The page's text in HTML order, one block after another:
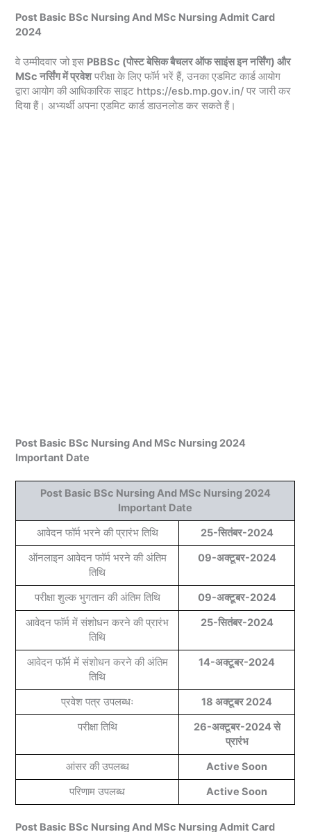
Post Basic BSc Nursing And MSc Nursing Admit Card
2024
वे उम्मीदवार जो इस PBBSc (पोस्ट बेसिक बैचलर ऑफ साइंस इन नर्सिंग) और
MSc नर्सिंग में प्रवेशपरीक्षा के लिए फॉर्म भरें हैं, उनका एडमिट कार्ड आयोग
द्वारा आयोग की आधिकारिक साइट https://esb.mp.gov.in/ पर जारी कर
दिया हैं। अभ्यर्थी अपना एडमिट कार्ड डाउनलोड कर सकते हैं।
Post Basic BSc Nursing And MSc Nursing 2024
Important Date
Post Basic BSc Nursing And MSc Nursing 2024
Important Date
आवेदन फॉर्म भरने की प्रारंभ तिथि
25-सितंबर-2024
ऑनलाइन आवेदन फॉर्म भरने की अंतिम
तिथि
09-अक्टूबर-2024
परीक्षा शुल्क भुगतान की अंतिम तिथि
09-अक्टूबर-2024
आवेदन फॉर्म में संशोधन करने की प्रारंभ
तिथि
25-सितंबर-2024
आवेदन फॉर्म में संशोधन करने की अंतिम
तिथि
14-अक्टूबर-2024
प्रवेश पत्र उपलब्धः
18 अक्टूबर 2024
परीक्षा तिथि
26-अक्टूबर-2024 से
प्रारंभ
आंसर की उपलब्ध
Active Soon
परिणाम उपलब्ध
Active Soon
Post Basic BSc Nursing And MSc Nursing Admit Card